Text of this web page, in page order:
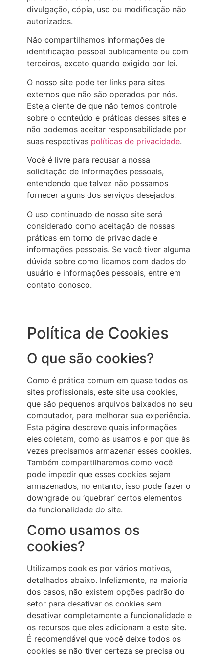
divulgação, cópia, uso ou modificação não
autorizados.
Não compartilhamos informações de
identificação pessoal publicamente ou com
terceiros, exceto quando exigido por lei.
O nosso site pode ter links para sites
externos que não são operados por nós.
Esteja ciente de que não temos controle
sobre o conteúdo e práticas desses sites e
não podemos aceitar responsabilidade por
suas respectivas políticas de privacidade.
Você é livre para recusar a nossa
solicitação de informações pessoais,
entendendo que talvez não possamos
fornecer alguns dos serviços desejados.
O uso continuado de nosso site será
considerado como aceitação de nossas
práticas em torno de privacidade e
informações pessoais. Se você tiver alguma
dúvida sobre como lidamos com dados do
usuário e informações pessoais, entre em
contato conosco.
Política de Cookies
O que são cookies?
Como é prática comum em quase todos os
sites profissionais, este site usa cookies,
que são pequenos arquivos baixados no seu
computador, para melhorar sua experiência.
Esta página descreve quais informações
eles coletam, como as usamos e por que às
vezes precisamos armazenar esses cookies.
Também compartilharemos como você
pode impedir que esses cookies sejam
armazenados, no entanto, isso pode fazer o
downgrade ou ‘quebrar’ certos elementos
da funcionalidade do site.
Como usamos os
cookies?
Utilizamos cookies por vários motivos,
detalhados abaixo. Infelizmente, na maioria
dos casos, não existem opções padrão do
setor para desativar os cookies sem
desativar completamente a funcionalidade e
os recursos que eles adicionam a este site.
É recomendável que você deixe todos os
cookies se não tiver certeza se precisa ou